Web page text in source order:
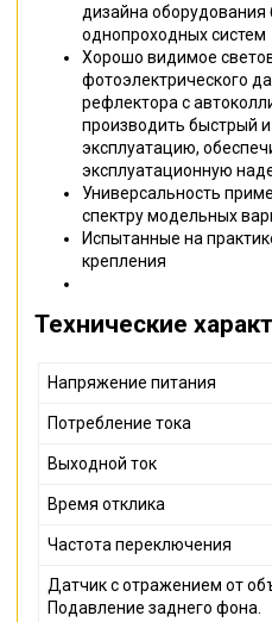
дизайна оборудования
однопроходных систем
Хорошо видимое
фотоэлектрического
рефлектора с
производить быстрый
эксплуатацию,
эксплуатационную
Универсальность
спектру модельных
Испытанные на
крепления
Технические
Напряжение питания
Потребление тока
Выходной ток
Время отклика
Частота переключения
Датчик с отражением от
Подавление заднего фона.